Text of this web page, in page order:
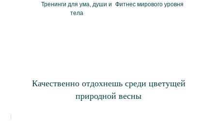
Тренинги для ума, души и
тела
Фитнес мирового уровня
Качественно отдохнешь среди цветущей
природной весны